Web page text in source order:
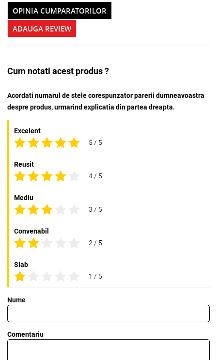
ADAUGA REVIEW
OPINIA CUMPARATORILOR
Cum notati acest produs ?
Acordati numarul de stele corespunzator parerii dumneavoastra
despre produs, urmarind explicatia din partea dreapta.
Excelent
5 / 5
Reusit
4 / 5
Mediu
3 / 5
Convenabil
2 / 5
Slab
1 / 5
Nume
Comentariu